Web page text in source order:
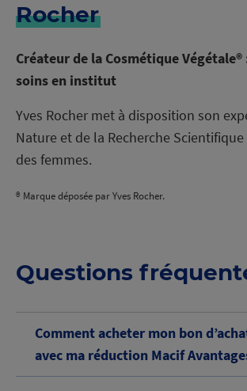
Rocher
Créateur de la Cosmétique
soins en institut
Yves Rocher met à disposition son
Nature et de la Recherche
des femmes.
® Marque déposée par Yves Rocher.
Questions
Comment acheter mon bon
avec ma réduction Macif